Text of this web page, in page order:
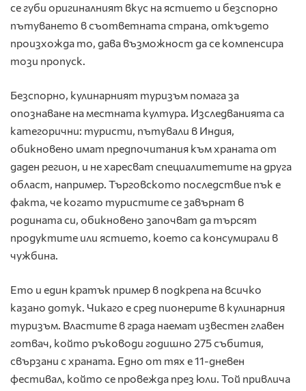
се губи оригиналният вкус на ястието и безспорно
пътуването в съответната страна, откъдето
произхожда то, дава възможност да се компенсира
този пропуск.
Безспорно, кулинарният туризъм помага за
опознаване на местната култура. Изследванията са
категорични: туристи, пътували в Индия,
обикновено имат предпочитания към храната от
даден регион, и не харесват специалитетите на друга
област, например. Търговското последствие пък е
факта, че когато туристите се завърнат в
родината си, обикновено започват да търсят
продуктите или ястието, което са консумирали в
чужбина.
Ето и един кратък пример в подкрепа на всичко
казано дотук. Чикаго е сред пионерите в кулинарния
туризъм. Властите в града наемат известен главен
готвач, който ръководи годишно 275 събития,
свързани с храната. Едно от тях е 11-дневен
фестивал, който се провежда през юли. Той привлича